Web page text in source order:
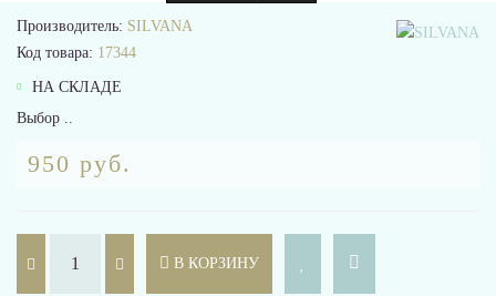
Производитель: SILVANA
Код товара: 17344
НА СКЛАДЕ
Выбор ..
950 руб.
В КОРЗИНУ